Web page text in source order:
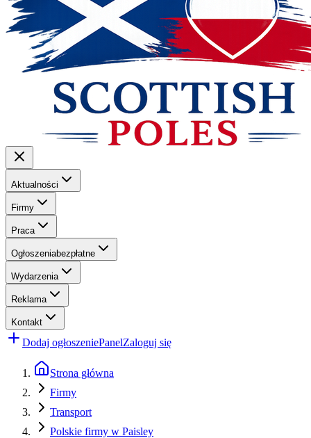
Aktualności
Firmy
Praca
Ogłoszeniabezpłatne
Wydarzenia
Reklama
Kontakt
Dodaj ogłoszeniePanelZaloguj się
Strona główna
Firmy
Transport
Polskie firmy w Paisley